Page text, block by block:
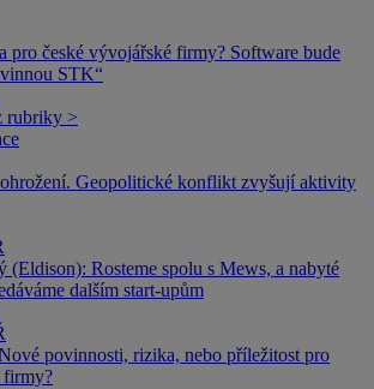
pro české vývojářské firmy? Software bude
STK“
rubriky >
Geopolitické konflikt zvyšují aktivity
(Eldison): Rosteme spolu s Mews, a nabyté
dalším start-upům
povinnosti, rizika, nebo příležitost pro
firmy?